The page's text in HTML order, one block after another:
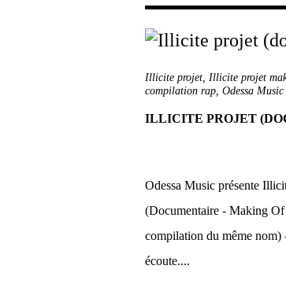
Illicite projet, Illicite projet
compilation rap, Odessa Music
ILLICITE PROJET
Odessa Music présente
(Documentaire - Making Of
compilation du même nom)
écoute....